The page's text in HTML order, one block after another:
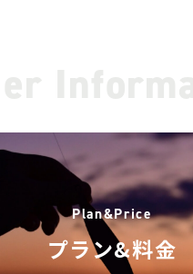
Plan&Price
プラン&料金